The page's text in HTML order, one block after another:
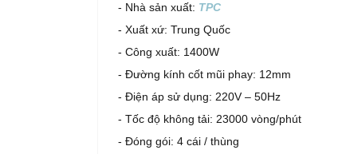
- Nhà sản xuất: TPC
- Xuất xứ: Trung Quốc
- Công xuất: 1400W
- Đường kính cốt mũi phay: 12mm
- Điện áp sử dụng: 220V – 50Hz
- Tốc độ không tải: 23000 vòng/phút
- Đóng gói: 4 cái / thùng